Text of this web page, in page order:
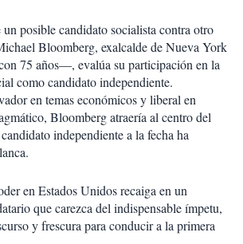
un posible candidato socialista contra otro
Bloomberg, exalcalde de Nueva York
75 años—, evalúa su participación en la
como candidato independiente.
en temas económicos y liberal en
Bloomberg atraería al centro del
independiente a la fecha ha
en Estados Unidos recaiga en un
que carezca del indispensable ímpetu,
y frescura para conducir a la primera